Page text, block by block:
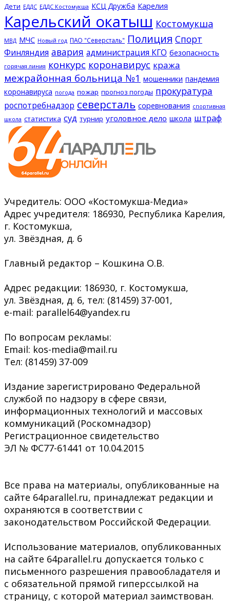
Дети ЕДДС ЕДДС Костомукша КСЦ Дружба Карелия
Карельский окатыш Костомукша
МВД МЧС Новый год ПАО "Северсталь" Полиция Спорт
Финляндия авария администрация КГО безопасность
горячая линия конкурс коронавирус кража
межрайонная больница №1 мошенники пандемия
коронавируса погода пожар прогноз погоды прокуратура
роспотребнадзор северсталь соревнования спортивная
школа статистика суд турнир уголовное дело школа штраф
Учредитель: ООО «Костомукша-Медиа»
Адрес учредителя: 186930, Республика Карелия,
г. Костомукша,
ул. Звёздная, д. 6
Главный редактор – Кошкина О.В.
Адрес редакции: 186930, г. Костомукша,
ул. Звёздная, д. 6, тел: (81459) 37-001,
e-mail: parallel64@yandex.ru
По вопросам рекламы:
Email: kos-media@mail.ru
Тел: (81459) 37-009
Издание зарегистрировано Федеральной
службой по надзору в сфере связи,
информационных технологий и массовых
коммуникаций (Роскомнадзор)
Регистрационное свидетельство
ЭЛ № ФС77-61441 от 10.04.2015
Все права на материалы, опубликованные на
сайте 64parallel.ru, принадлежат редакции и
охраняются в соответствии с
законодательством Российской Федерации.
Использование материалов, опубликованных
на сайте 64parallel.ru допускается только с
письменного разрешения правообладателя и
с обязательной прямой гиперссылкой на
страницу, с которой материал заимствован.